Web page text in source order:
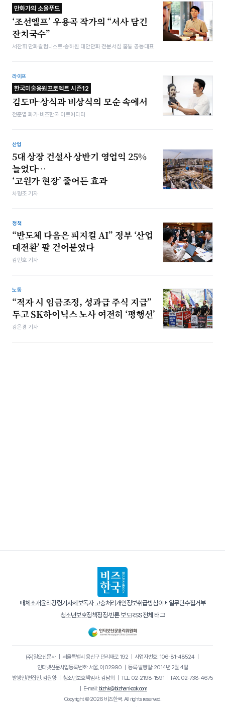
만화가의 소울푸드
‘조선엘프’ 우용곡 작가의 “서사 담긴
잔치국수”
서찬휘 만화칼럼니스트·송하원 대안만화 전문서점 홈통 공동대표
라이프
한국미술응원프로젝트 시즌12
김도마-상식과 비상식의 모순 속에서
전준엽 화가·비즈한국 아트에디터
산업
5대 상장 건설사 상반기 영업익 25%
늘었다…
‘고원가 현장’ 줄어든 효과
차형조 기자
정책
“반도체 다음은 피지컬 AI” 정부 ‘산업
대전환’ 팔 걷어붙였다
김민호 기자
노동
“적자 시 임금조정, 성과급 주식 지급”
두고 SK하이닉스 노사 여전히 ‘평행선’
강은경 기자
매체소개윤리강령기사제보독자 고충처리 개인정보취급방침이메일무단수집거부
청소년보호정책정정·반론 보도RSS전체 태그
(주)일요신문사｜ 서울특별시 용산구 만리재로 192｜ 사업자번호: 106-81-48524｜
인터넷신문사업등록번호: 서울, 아02990
등록·발행일: 2014년 2월 4일
발행인/편집인: 김원양｜ 청소년보호책임자: 김남희 TEL: 02-2198-1591
FAX: 02-738-4675
E-mail: bizhk@bizhankook.com
Copyright © 2026 비즈한국. All rights reserved.